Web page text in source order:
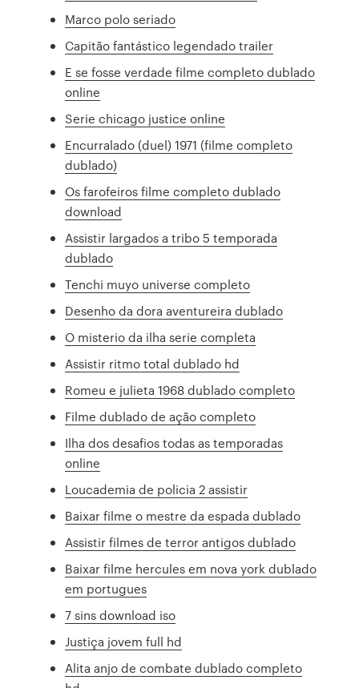
Marco polo seriado
Capitão fantástico legendado trailer
E se fosse verdade filme completo dublado
online
Serie chicago justice online
Encurralado (duel) 1971 (filme completo
dublado)
Os farofeiros filme completo dublado
download
Assistir largados a tribo 5 temporada
dublado
Tenchi muyo universe completo
Desenho da dora aventureira dublado
O misterio da ilha serie completa
Assistir ritmo total dublado hd
Romeu e julieta 1968 dublado completo
Filme dublado de ação completo
Ilha dos desafios todas as temporadas
online
Loucademia de policia 2 assistir
Baixar filme o mestre da espada dublado
Assistir filmes de terror antigos dublado
Baixar filme hercules em nova york dublado
em portugues
7 sins download iso
Justiça jovem full hd
Alita anjo de combate dublado completo